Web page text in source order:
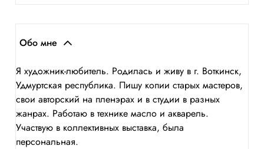
Обо мне
Я художник-любитель. Родилась и живу в г. Воткинск,
Удмуртская республика. Пишу копии старых мастеров,
свои авторский на пленэрах и в студии в разных
жанрах. Работаю в технике масло и акварель.
Участвую в коллективных выставка, была
персональная.